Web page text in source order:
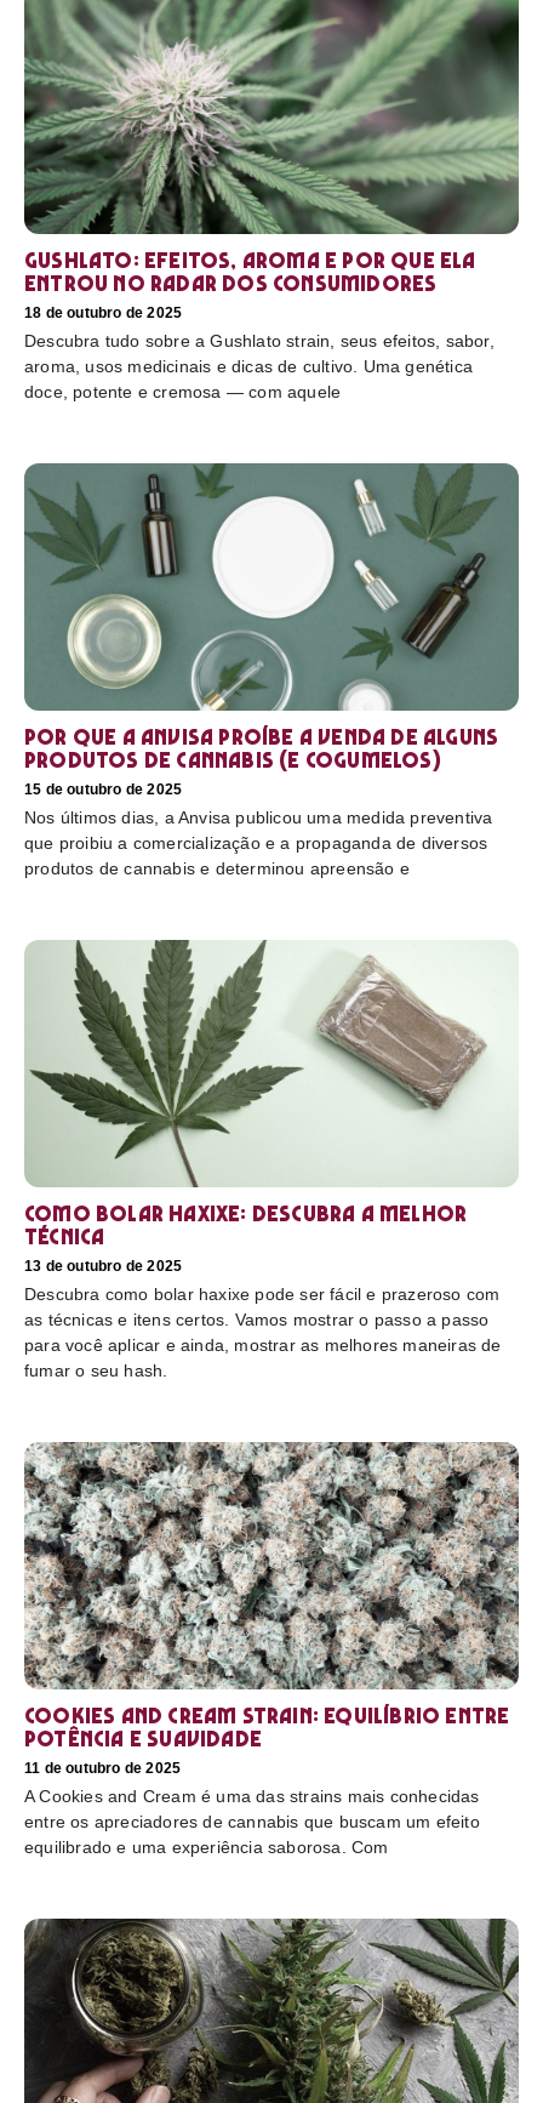
Gushlato: efeitos, aroma e por que ela
entrou no radar dos consumidores
18 de outubro de 2025
Descubra tudo sobre a Gushlato strain, seus efeitos, sabor,
aroma, usos medicinais e dicas de cultivo. Uma genética
doce, potente e cremosa — com aquele
Por que a Anvisa proíbe a venda de alguns
produtos de cannabis (e cogumelos)
15 de outubro de 2025
Nos últimos dias, a Anvisa publicou uma medida preventiva
que proibiu a comercialização e a propaganda de diversos
produtos de cannabis e determinou apreensão e
Como bolar haxixe: Descubra a melhor
técnica
13 de outubro de 2025
Descubra como bolar haxixe pode ser fácil e prazeroso com
as técnicas e itens certos. Vamos mostrar o passo a passo
para você aplicar e ainda, mostrar as melhores maneiras de
fumar o seu hash.
Cookies and Cream Strain: equilíbrio entre
potência e suavidade
11 de outubro de 2025
A Cookies and Cream é uma das strains mais conhecidas
entre os apreciadores de cannabis que buscam um efeito
equilibrado e uma experiência saborosa. Com